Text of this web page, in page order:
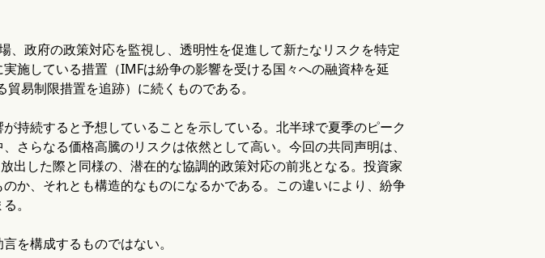
、政府の政策対応を監視し、透明性を促進して新たなリスクを特定
施している措置（IMFは紛争の影響を受ける国々への融資枠を延
易制限措置を追跡）に続くものである。
持続すると予想していることを示している。北半球で夏季のピーク
さらなる価格高騰のリスクは依然として高い。今回の共同声明は、
出した際と同様の、潜在的な協調的政策対応の前兆となる。投資家
か、それとも構造的なものになるかである。この違いにより、紛争
。
を構成するものではない。